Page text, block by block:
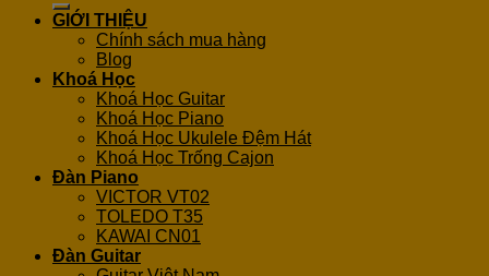
GIỚI THIỆU
Chính sách mua hàng
Blog
Khoá Học
Khoá Học Guitar
Khoá Học Piano
Khoá Học Ukulele Đệm Hát
Khoá Học Trống Cajon
Đàn Piano
VICTOR VT02
TOLEDO T35
KAWAI CN01
Đàn Guitar